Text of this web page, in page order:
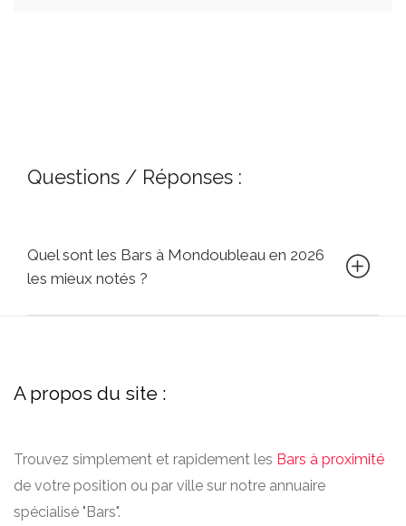
Questions / Réponses :
Quel sont les Bars à Mondoubleau en 2026
les mieux notés ?
A propos du site :
Trouvez simplement et rapidement les Bars à proximité
de votre position ou par ville sur notre annuaire
spécialisé "Bars".